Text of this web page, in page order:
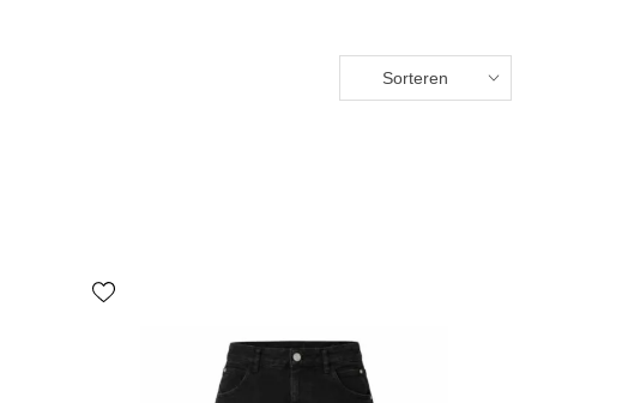
Sorteren